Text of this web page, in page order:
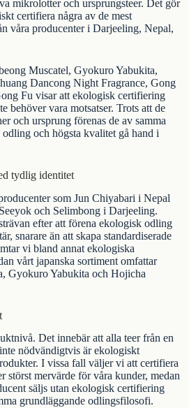
mikrolotter och ursprungsteer. Det gör
certifiera några av de mest
våra producenter i Darjeeling, Nepal,
Muscatel, Gyokuro Yabukita,
Dancong Night Fragrance, Gong
Fu visar att ekologisk certifiering
behöver vara motsatser. Trots att de
och ursprung förenas de av samma
och högsta kvalitet gå hand i
tydlig identitet
som Jun Chiyabari i Nepal
och Selimbong i Darjeeling.
efter att förena ekologisk odling
snarare än att skapa standardiserade
vi bland annat ekologiska
vårt japanska sortiment omfattar
, Gyokuro Yabukita och Hojicha
Det innebär att alla teer från en
nödvändigtvis är ekologiskt
I vissa fall väljer vi att certifiera
störst mervärde för våra kunder, medan
säljs utan ekologisk certifiering
grundläggande odlingsfilosofi.